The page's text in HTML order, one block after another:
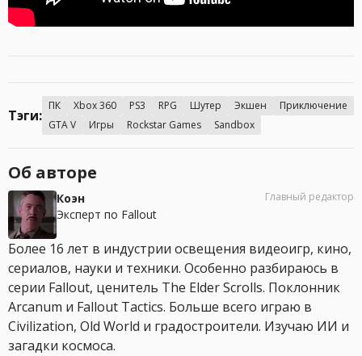
Тэги:
ПК Xbox 360 PS3 RPG Шутер Экшен
Приключение
GTA V
Игры Rockstar Games Sandbox
Об авторе
Коэн
Эксперт по Fallout
Главный редактор
Более 16 лет в индустрии освещения видеоигр, кино,
сериалов, науки и техники. Особенно разбираюсь в
серии Fallout, ценитель The Elder Scrolls. Поклонник
Arcanum и Fallout Tactics. Больше всего играю в
Civilization, Old World и градостроители. Изучаю ИИ и
загадки космоса.